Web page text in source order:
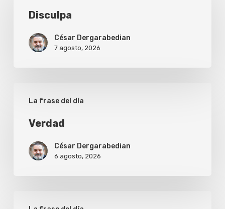
Disculpa
César Dergarabedian
7 agosto, 2026
La frase del día
Verdad
César Dergarabedian
6 agosto, 2026